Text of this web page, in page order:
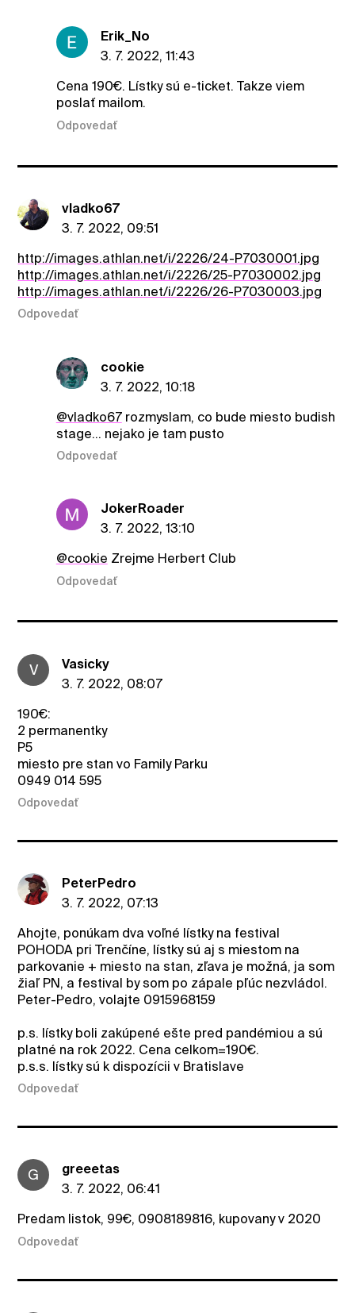
Erik_No
3. 7. 2022, 11:43
Cena 190€. Lístky sú e-ticket. Takze viem
poslať mailom.
Odpovedať
vladko67
3. 7. 2022, 09:51
http://images.athlan.net/i/2226/24-P7030001.jpg
http://images.athlan.net/i/2226/25-P7030002.jpg
http://images.athlan.net/i/2226/26-P7030003.jpg
Odpovedať
cookie
3. 7. 2022, 10:18
@vladko67rozmyslam, co bude miesto budish
stage... nejako je tam pusto
Odpovedať
JokerRoader
3. 7. 2022, 13:10
@cookie Zrejme Herbert Club
Odpovedať
V
Vasicky
3. 7. 2022, 08:07
190€:
2 permanentky
P5
miesto pre stan vo Family Parku
0949 014 595
Odpovedať
PeterPedro
3. 7. 2022, 07:13
Ahojte, ponúkam dva voľné lístky na festival
POHODA pri Trenčíne, lístky sú aj s miestom na
parkovanie + miesto na stan, zľava je možná, ja som
žiaľ PN, a festival by som po zápale pľúc nezvládol.
Peter-Pedro, volajte 0915968159
p.s. lístky boli zakúpené ešte pred pandémiou a sú
platné na rok 2022. Cena celkom=190€.
p.s.s. lístky sú k dispozícii v Bratislave
Odpovedať
G
greeetas
3. 7. 2022, 06:41
Predam listok, 99€, 0908189816, kupovany v 2020
Odpovedať